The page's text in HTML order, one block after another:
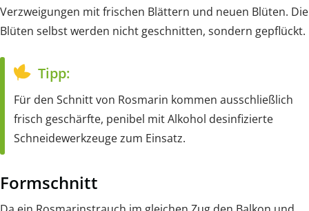
Verzweigungen mit frischen Blättern und neuen Blüten. Die
Blüten selbst werden nicht geschnitten, sondern gepflückt.
Tipp:
Für den Schnitt von Rosmarin kommen ausschließlich
frisch geschärfte, penibel mit Alkohol desinfizierte
Schneidewerkzeuge zum Einsatz.
Formschnitt